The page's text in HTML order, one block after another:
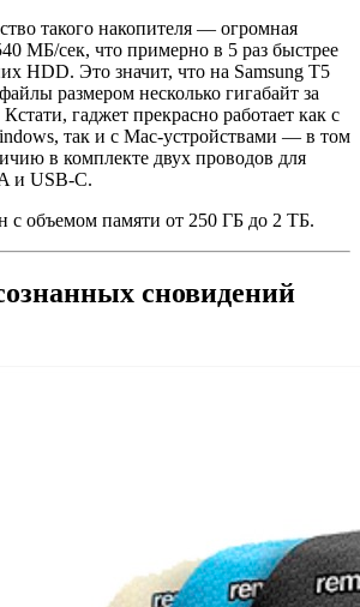
такого накопителя — огромная
МБ/сек, что примерно в 5 раз быстрее
HDD. Это значит, что на Samsung T5
размером несколько гигабайт за
гаджет прекрасно работает как с
так и с Mac-устройствами — в том
в комплекте двух проводов для
и USB-C.
с объемом памяти от 250 ГБ до 2 ТБ.
сновидений